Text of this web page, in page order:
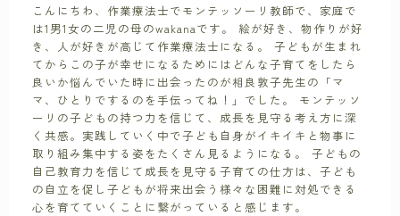
こんにちわ、作業療法士でモンテッソーリ教師で、家庭で
は1男1女の二児の母のwakanaです。 絵が好き、物作りが好
き、人が好きが高じて作業療法士になる。 子どもが生まれ
てからこの子が幸せになるためにはどんな子育てをしたら
良いか悩んでいた時に出会ったのが相良敦子先生の「マ
マ、ひとりでするのを手伝ってね！」でした。 モンテッソ
ーリの子どもの持つ力を信じて、成長を見守る考え方に深
く共感。実践していく中で子ども自身がイキイキと物事に
取り組み集中する姿をたくさん見るようになる。 子どもの
自己教育力を信じて成長を見守る子育ての仕方は、子ども
の自立を促し子どもが将来出会う様々な困難に対処できる
心を育てていくことに繋がっていると感じます。